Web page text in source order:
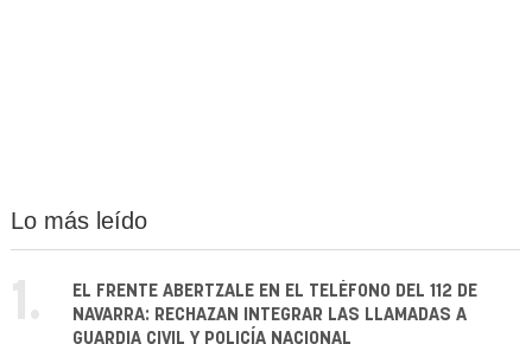
Lo más leído
1.
EL FRENTE ABERTZALE EN EL TELÉFONO DEL 112 DE
NAVARRA: RECHAZAN INTEGRAR LAS LLAMADAS A
GUARDIA CIVIL Y POLICÍA NACIONAL